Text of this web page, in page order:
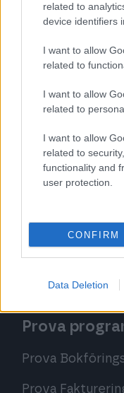
related to
device identifiers
I want to allow
related to
I want to allow
related to
I want to allow
related to
functionality and
user protection.
CONFIRM
Data Deletion
Produkterna
Procountor
Procountor
Prova
Prova
Prova